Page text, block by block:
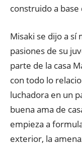
construido a
Misaki se dijo a sí
pasiones de su
parte de la casa
con todo lo
luchadora en un
buena ama de
empieza a
exterior, la